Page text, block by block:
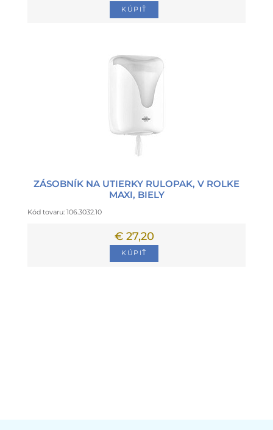
KÚPIŤ
ZÁSOBNÍK NA UTIERKY RULOPAK, V ROLKE
MAXI, BIELY
Kód tovaru: 106.3032.10
€ 27,20
KÚPIŤ